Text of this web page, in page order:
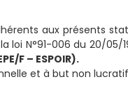
aux présents
N°91-006 du 20/05/
F – ESPOIR).
et à but non lucratif